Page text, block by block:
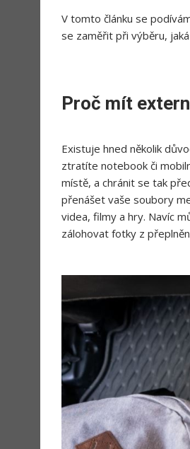
V tomto článku se
se zaměřit při výběru,
Proč mít
Existuje hned několik
ztratíte notebook či
místě, a chránit se tak
přenášet vaše soubory
videa, filmy a hry. Navíc
zálohovat fotky z